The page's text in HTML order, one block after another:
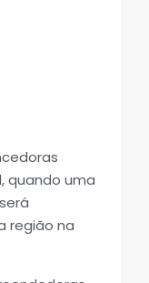
quando uma
região na